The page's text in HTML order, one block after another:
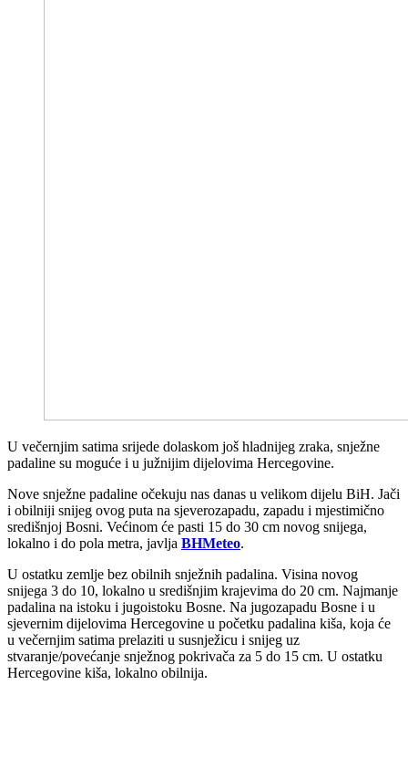
U večernjim satima srijede dolaskom još hladnijeg zraka, snježne
padaline su moguće i u južnijim dijelovima Hercegovine.
Nove snježne padaline očekuju nas danas u velikom dijelu BiH. Jači
i obilniji snijeg ovog puta na sjeverozapadu, zapadu i mjestimično
središnjoj Bosni. Većinom će pasti 15 do 30 cm novog snijega,
lokalno i do pola metra, javlja BHMeteo.
U ostatku zemlje bez obilnih snježnih padalina. Visina novog
snijega 3 do 10, lokalno u središnjim krajevima do 20 cm. Najmanje
padalina na istoku i jugoistoku Bosne. Na jugozapadu Bosne i u
sjevernim dijelovima Hercegovine u početku padalina kiša, koja će
u večernjim satima prelaziti u susnježicu i snijeg uz
stvaranje/povećanje snježnog pokrivača za 5 do 15 cm. U ostatku
Hercegovine kiša, lokalno obilnija.